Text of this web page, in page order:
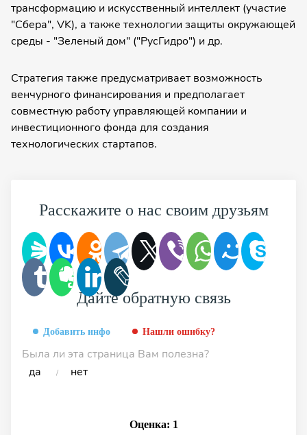
трансформацию и искусственный интеллект (участие
"Сбера", VK), а также технологии защиты окружающей
среды - "Зеленый дом" ("РусГидро") и др.
Стратегия также предусматривает возможность
венчурного финансирования и предполагает
совместную работу управляющей компании и
инвестиционного фонда для создания
технологических стартапов.
Расскажите о нас своим друзьям
Дайте обратную связь
Добавить инфо Нашли ошибку?
Была ли эта страница Вам полезна?
да
/ нет
Оценка: 1